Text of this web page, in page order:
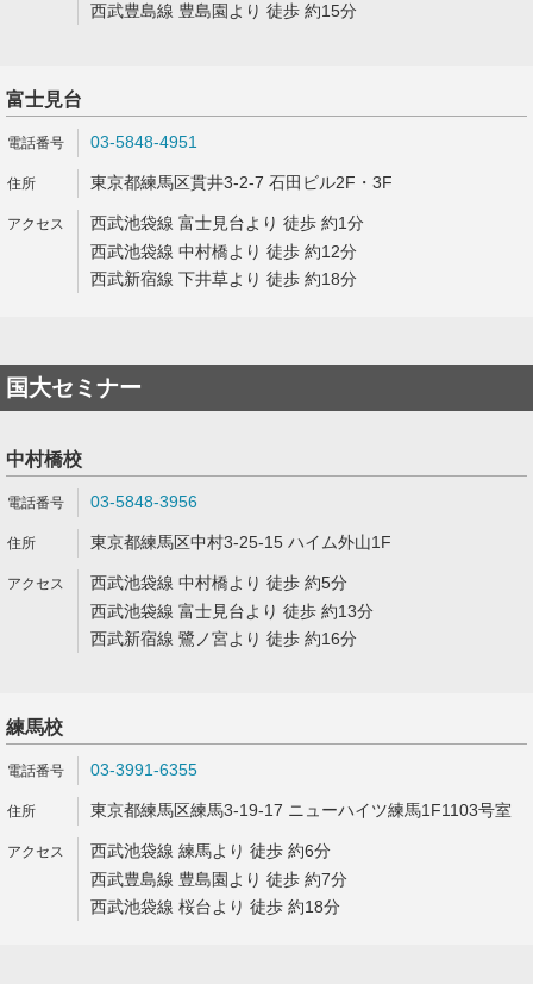
西武豊島線 豊島園より 徒歩 約15分
富士見台
03-5848-4951
東京都練馬区貫井3-2-7 石田ビル2F・3F
西武池袋線 富士見台より 徒歩 約1分
西武池袋線 中村橋より 徒歩 約12分
西武新宿線 下井草より 徒歩 約18分
国大セミナー
中村橋校
03-5848-3956
東京都練馬区中村3-25-15 ハイム外山1F
西武池袋線 中村橋より 徒歩 約5分
西武池袋線 富士見台より 徒歩 約13分
西武新宿線 鷺ノ宮より 徒歩 約16分
練馬校
03-3991-6355
東京都練馬区練馬3-19-17 ニューハイツ練馬1F1103号室
西武池袋線 練馬より 徒歩 約6分
西武豊島線 豊島園より 徒歩 約7分
西武池袋線 桜台より 徒歩 約18分